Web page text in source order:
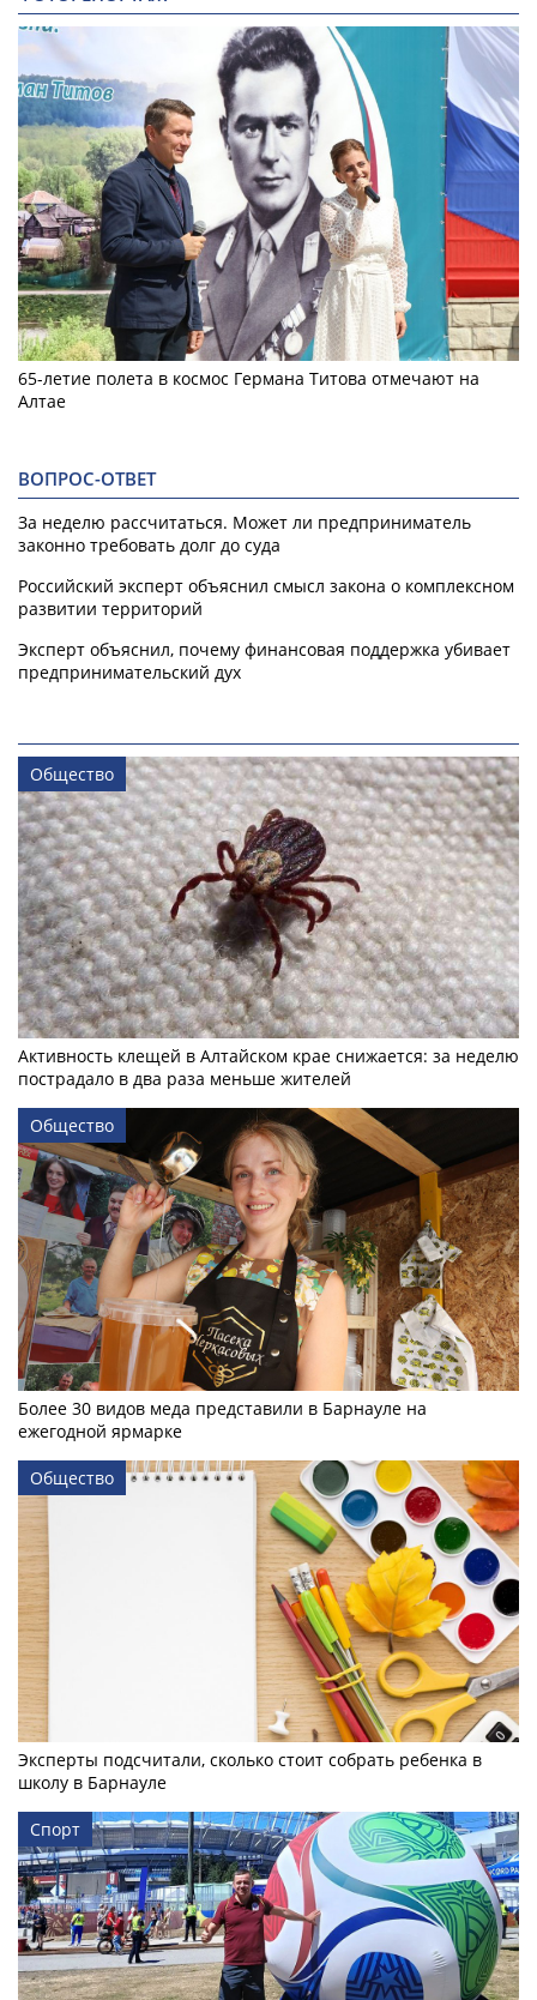
65-летие полета в космос Германа Титова отмечают на
Алтае
ВОПРОС-ОТВЕТ
За неделю рассчитаться. Может ли предприниматель
законно требовать долг до суда
Российский эксперт объяснил смысл закона о комплексном
развитии территорий
Эксперт объяснил, почему финансовая поддержка убивает
предпринимательский дух
Общество
Активность клещей в Алтайском крае снижается: за неделю
пострадало в два раза меньше жителей
Общество
Более 30 видов меда представили в Барнауле на
ежегодной ярмарке
Общество
Эксперты подсчитали, сколько стоит собрать ребенка в
школу в Барнауле
Спорт